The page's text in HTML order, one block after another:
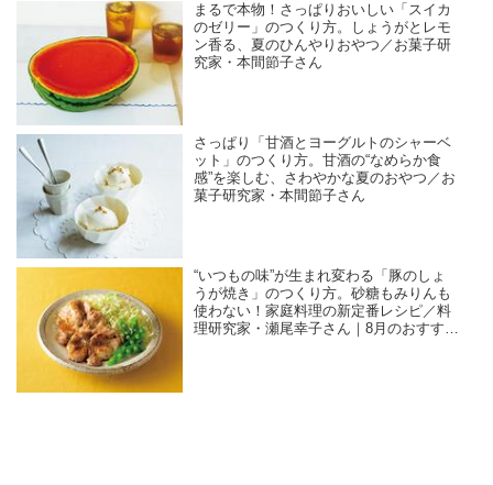
まるで本物！さっぱりおいしい「スイカ
のゼリー」のつくり方。しょうがとレモ
ン香る、夏のひんやりおやつ／お菓子研
究家・本間節子さん
さっぱり「甘酒とヨーグルトのシャーベ
ット」のつくり方。甘酒の“なめらか食
感”を楽しむ、さわやかな夏のおやつ／お
菓子研究家・本間節子さん
“いつもの味”が生まれ変わる「豚のしょ
うが焼き」のつくり方。砂糖もみりんも
使わない！家庭料理の新定番レシピ／料
理研究家・瀬尾幸子さん｜8月のおすすめ